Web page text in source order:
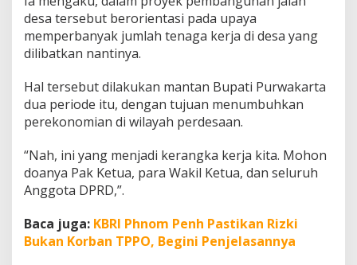
a
y
a
desa tersebut berorientasi pada upaya
memperbanyak jumlah tenaga kerja di desa yang
dilibatkan nantinya.
Hal tersebut dilakukan mantan Bupati Purwakarta
dua periode itu, dengan tujuan menumbuhkan
perekonomian di wilayah perdesaan.
“Nah, ini yang menjadi kerangka kerja kita. Mohon
doanya Pak Ketua, para Wakil Ketua, dan seluruh
Anggota DPRD,”.
Baca juga: KBRI Phnom Penh Pastikan Rizki
Bukan Korban TPPO, Begini Penjelasannya